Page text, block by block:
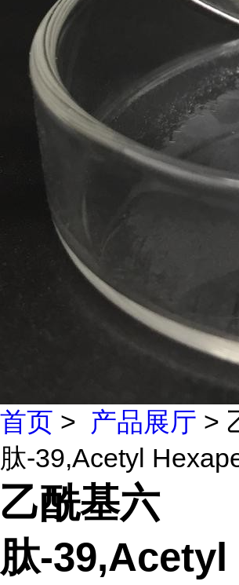
首页 > 产品展厅 >
肽-39,Acetyl
乙酰基六
肽-39,Acetyl